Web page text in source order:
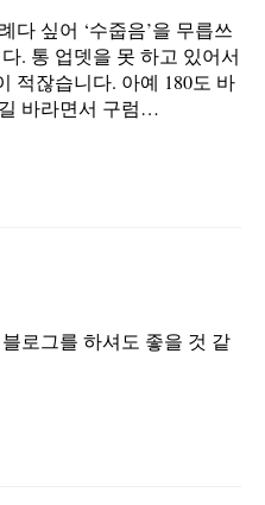
다 싶어 ‘수줍음’을 무릅쓰
. 통 업뎃을 못 하고 있어서
적잖습니다. 아예 180도 바
바라면서 구럼…
로그를 하셔도 좋을 것 같